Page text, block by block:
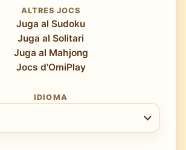
ALTRES JOCS
Juga al Sudoku
Juga al Solitari
Juga al Mahjong
Jocs d'OmiPlay
IDIOMA